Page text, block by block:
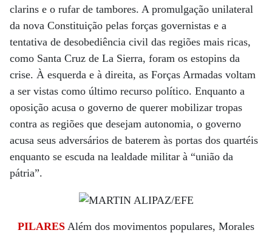
clarins e o rufar de tambores. A promulgação unilateral
da nova Constituição pelas forças governistas e a
tentativa de desobediência civil das regiões mais ricas,
como Santa Cruz de La Sierra, foram os estopins da
crise. À esquerda e à direita, as Forças Armadas voltam
a ser vistas como último recurso político. Enquanto a
oposição acusa o governo de querer mobilizar tropas
contra as regiões que desejam autonomia, o governo
acusa seus adversários de baterem às portas dos quartéis
enquanto se escuda na lealdade militar à “união da
pátria”.
PILARES Além dos movimentos populares, Morales